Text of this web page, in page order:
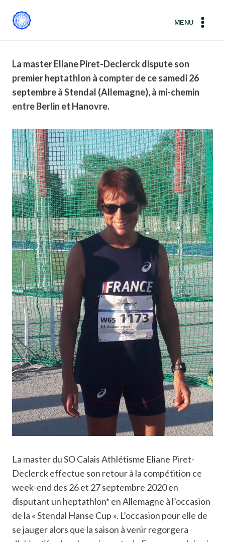
MENU
La master Eliane Piret-Declerck dispute son
premier heptathlon à compter de ce samedi 26
septembre à Stendal (Allemagne), à mi-chemin
entre Berlin et Hanovre.
La master du SO Calais Athlétisme Eliane Piret-
Declerck effectue son retour à la compétition ce
week-end des 26 et 27 septembre 2020 en
disputant un heptathlon* en Allemagne à l’occasion
de la « Stendal Hanse Cup ». L’occasion pour elle de
se jauger alors que la saison à venir regorgera